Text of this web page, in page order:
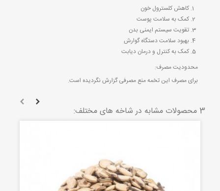
کاهش کلسترول خون
کمک به سلامت پوست
تقویت سیستم ایمنی بدن
بهبود سلامت دستگاه گوارش
کمک به کنترل و درمان دیابت
محدودیت مصرف:
برای مصرف این تخمه منع مصرفی گزارش نگردیده است.
3 محصولات مشابه در شاخه های مختلف: